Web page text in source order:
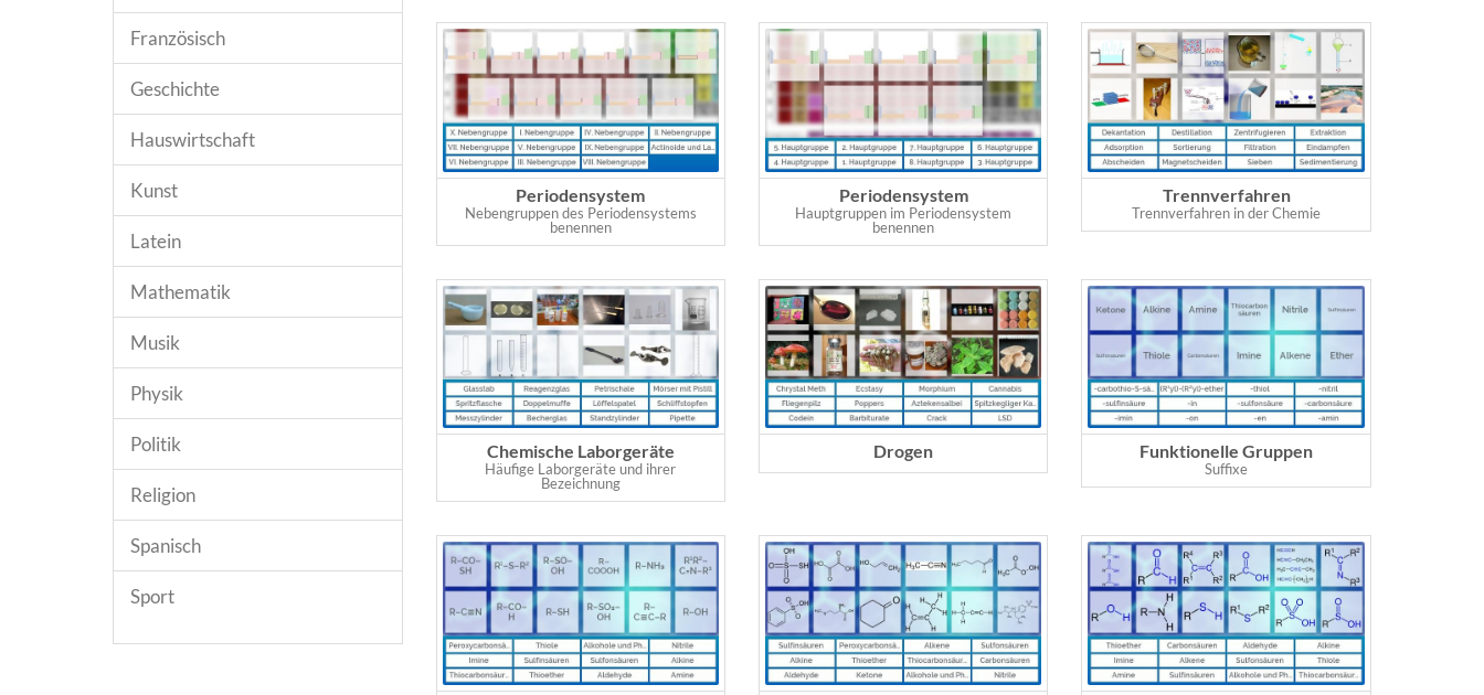
Französisch
Geschichte
Hauswirtschaft
Kunst
Latein
Mathematik
Musik
Physik
Politik
Religion
Spanisch
Sport
Periodensystem
Nebengruppen des Periodensystems
benennen
Periodensystem
Hauptgruppen im Periodensystem
benennen
Trennverfahren
Trennverfahren in der Chemie
Chemische Laborgeräte
Häufige Laborgeräte und ihrer
Bezeichnung
Drogen Funktionelle Gruppen
Suffixe